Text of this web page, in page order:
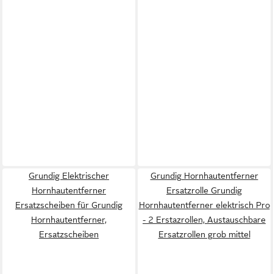
Grundig Elektrischer
Hornhautentferner
Ersatzscheiben für Grundig
Hornhautentferner,
Ersatzscheiben
Grundig Hornhautentferner
Ersatzrolle Grundig
Hornhautentferner elektrisch Pro
- 2 Erstazrollen, Austauschbare
Ersatzrollen grob mittel